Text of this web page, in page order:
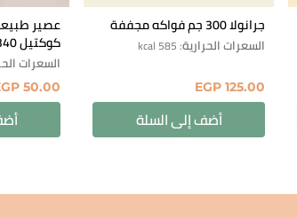
جرانولا 300 جم فواكه مجففة
EGP 125.00
أضف إلى السلة
السعرات الحرارية: 585 kcal
عصير
كوكتيل 340 مل
50.00
السعرات